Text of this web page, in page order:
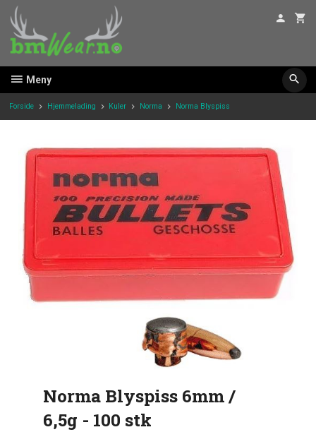
innholdet
Meny
Forside Hjemmelading Kuler Norma Norma Blyspiss
Norma Blyspiss 6mm /
6,5g - 100 stk